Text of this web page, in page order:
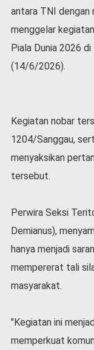
m
o
i
a
a
h
a
g
p
i
n
e
t
a
antara TNI dengan
menggelar
Piala Dunia 2026
(14/6/2026).
Kegiatan nobar
1204/Sanggau,
menyaksikan
tersebut.
Perwira Seksi
Demianus),
hanya menjadi
mempererat tali
masyarakat.
"Kegiatan ini
memperkuat